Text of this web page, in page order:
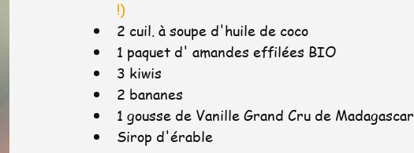
!)
2 cuil. à soupe d'huile de coco
1 paquet d' amandes effilées BIO
3 kiwis
2 bananes
1 gousse de Vanille Grand Cru de Madagascar
Sirop d'érable